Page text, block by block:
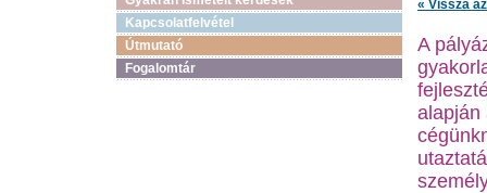
Kapcsolatfelvétel
Útmutató
Fogalomtár
« Vissza
A
alapján